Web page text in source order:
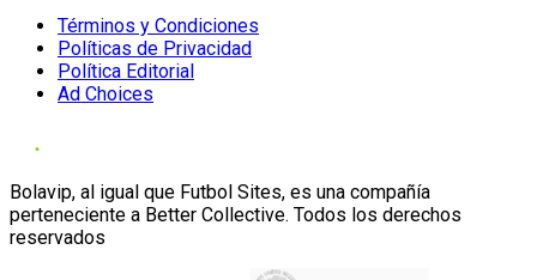
Términos y Condiciones
Políticas de Privacidad
Política Editorial
Ad Choices
Bolavip, al igual que Futbol Sites, es una compañía
perteneciente a Better Collective. Todos los derechos
reservados